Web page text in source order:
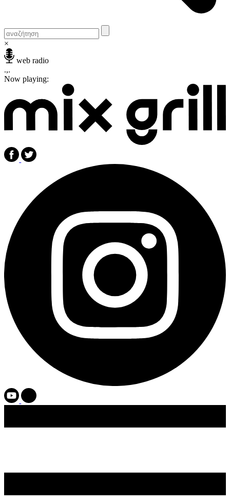
×
web radio
.,.
Now playing: